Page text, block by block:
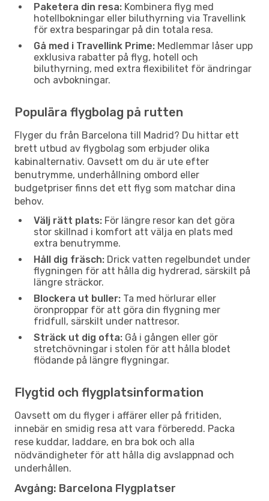
Paketera din resa: Kombinera flyg med
hotellbokningar eller biluthyrning via Travellink
för extra besparingar på din totala resa.
Gå med i Travellink Prime: Medlemmar låser upp
exklusiva rabatter på flyg, hotell och
biluthyrning, med extra flexibilitet för ändringar
och avbokningar.
Populära flygbolag på rutten
Flyger du från Barcelona till Madrid? Du hittar ett
brett utbud av flygbolag som erbjuder olika
kabinalternativ. Oavsett om du är ute efter
benutrymme, underhållning ombord eller
budgetpriser finns det ett flyg som matchar dina
behov.
Välj rätt plats: För längre resor kan det göra
stor skillnad i komfort att välja en plats med
extra benutrymme.
Håll dig fräsch: Drick vatten regelbundet under
flygningen för att hålla dig hydrerad, särskilt på
längre sträckor.
Blockera ut buller: Ta med hörlurar eller
öronproppar för att göra din flygning mer
fridfull, särskilt under nattresor.
Sträck ut dig ofta: Gå i gången eller gör
stretchövningar i stolen för att hålla blodet
flödande på längre flygningar.
Flygtid och flygplatsinformation
Oavsett om du flyger i affärer eller på fritiden,
innebär en smidig resa att vara förberedd. Packa
rese kuddar, laddare, en bra bok och alla
nödvändigheter för att hålla dig avslappnad och
underhållen.
Avgång: Barcelona Flygplatser